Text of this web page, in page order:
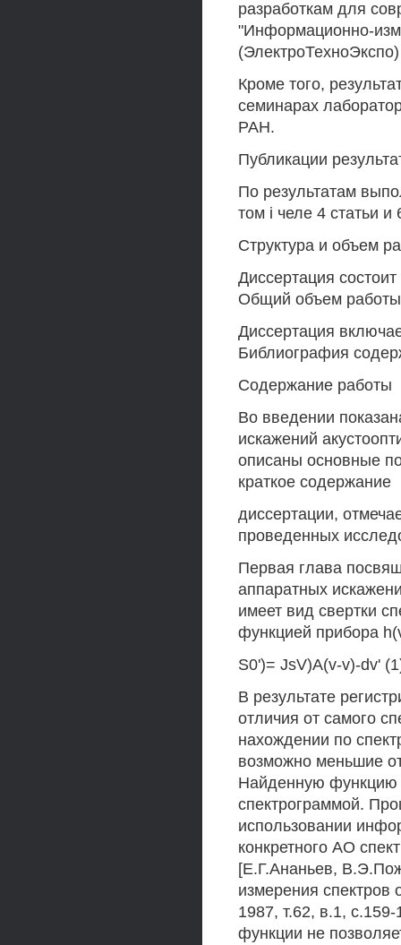
разработкам для
"Информационно-
Кроме того,
семинарах
РАН.
Публикации
По результатам
том i челе 4 статьи
Структура и объем
Диссертация
Общий объем работы
Диссертация
Библиография
Содержание работы
Во введении
искажений
описаны основные
краткое содержание
диссертации,
проведенных
Первая глава
аппаратных
имеет вид свертки
функцией прибора
S0')= JsV)A(v-v)-dv'
В результате
отличия от самого
нахождении по
возможно меньшие
Найденную функцию
спектрограммой.
использовании
конкретного АО
[Е.Г.Ананьев,
измерения спектров
1987, т.62, в.1,
функции не